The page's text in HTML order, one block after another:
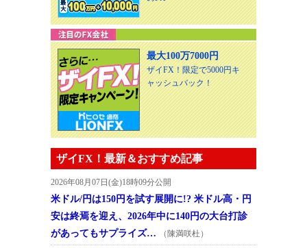
最大100万7000円
ザイFX！限定で5000円キ
ャッシュバック！
ザイFX！最新＆おすすめ記事
2026年08月07日(金)18時09分公開
米ドル/円は150円を試す展開に!? 米ドル高・円
安は終焉を迎え、2026年中に140円の大台打診
があってもサプライズ…
（陳満咲杜）